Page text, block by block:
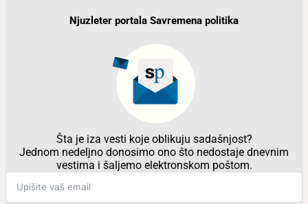
Njuzleter portala Savremena politika
Šta je iza vesti koje oblikuju sadašnjost?
Jednom nedeljno donosimo ono što nedostaje dnevnim
vestima i šaljemo elektronskom poštom.